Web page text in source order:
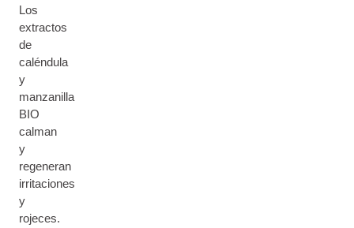
Los
extractos
de
caléndula
y
manzanilla
BIO
calman
y
regeneran
irritaciones
y
rojeces.